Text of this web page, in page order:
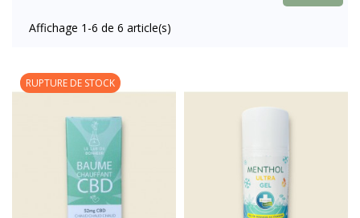
Affichage 1-6 de 6 article(s)
RUPTURE DE STOCK